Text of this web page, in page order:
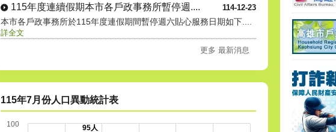
114-12-23
115年度連續假期本市各戶政事務所暫停週....
本市各戶政事務所於115年度連假期間暫停週六貼心服務日期如下....
詳全文
更多 最新消息
115年7月份人口異動統計表
95人
100